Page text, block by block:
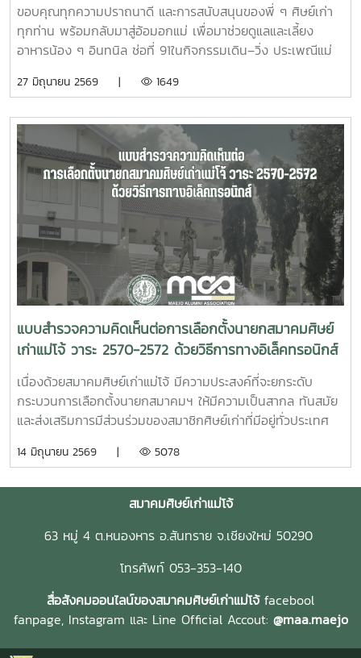
ขอบคุณทุกความปราถนาดี และการสนับสนุนของพี่ ๆ ศิษย์เก่า
ทุกท่าน พร้อมกลับมาสู่อ้อมอกแม่ เพื่อมาช่วยดูแลและเลี้ยง
อาหารน้อง ๆ อินทนิล ช่อที่ 91ในกิจกรรมเดิน–วิ่ง ประเพณีแม่
คารวะในน้ำใจของทุกท่าน สมาคมศิษย์เก่าแม่โจ้ ดูน้อยลง ดูน้อย
27 มิถุนายน 2569 | 1649
แบบสำรวจความคิดเห็นต่อการเลือกตั้งนายกสมาคมศิษย์
เก่าแม่โจ้ วาระ 2570-2572 ด้วยวิธีการทางอิเล็คทรอนิกส์
เนื่องด้วยสมาคมศิษย์เก่าแม่โจ้ มีความประสงค์ที่จะยกระดับ
กระบวนการเลือกตั้งนายกสมาคมฯ ให้มีความเป็นสากล ทันสมัย
และส่งเสริมการมีส่วนร่วมของสมาชิกศิษย์เก่าที่มีอยู่ทั่วประเทศ
ในพื้นที่ชมรมจังหวัดต่างๆ ซึ่งอาจมีข้อจำกัดด้านความสะดวกและ
เพิ่มช่องทางการเลือกตั้งผ่านระบบอิเล็กทรอนิกส์ (Online
ให้ครอบคลุมสมาชิกทุกรุ่น ทุกพื้นที่ อย่างไรก็ตาม เพื่อให้การ
ได้รับการยอมรับจากมวลสมาชิก สมาคมฯ จึงจัดทำแบบสำรวจนี้
เพื่อรับฟังความคิดเห็น ความพร้อม และข้อเสนอแนะต่อแนวทาง
การเลือกตั้งรูปแบบใหม่ เพื่อนำไปประกอบการพิจารณาแก้ไขข้อ
บังคับต่อไป
https://docs.google.com/forms/d/e/
14 มิถุนายน 2569 | 5078
สมาคมศิษย์เก่าแม่โจ้
63 หมู่ 4 ต.หนองหาร อ.สันทราย จ.เชียงใหม่ 50290
โทรศัพท์ 053-353-140
สื่อสังคมออนไลน์ของสมาคมศิษย์เก่าแม่โจ้ facebool
fanpage,Instagram และ Line Official Accout: @maa.maejo